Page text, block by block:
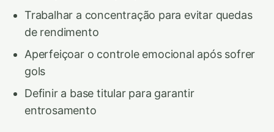
Trabalhar a concentração para evitar quedas
de rendimento
Aperfeiçoar o controle emocional após sofrer
gols
Definir a base titular para garantir
entrosamento